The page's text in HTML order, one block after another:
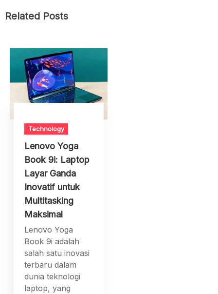
Related Posts
Technology
Lenovo Yoga
Book 9i: Laptop
Layar Ganda
Inovatif untuk
Multitasking
Maksimal
Lenovo Yoga
Book 9i adalah
salah satu inovasi
terbaru dalam
dunia teknologi
laptop, yang